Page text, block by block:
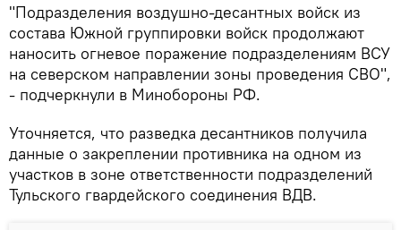
"Подразделения воздушно-десантных войск из
состава Южной группировки войск продолжают
наносить огневое поражение подразделениям ВСУ
на северском направлении зоны проведения СВО",
- подчеркнули в Минобороны РФ.
Уточняется, что разведка десантников получила
данные о закреплении противника на одном из
участков в зоне ответственности подразделений
Тульского гвардейского соединения ВДВ.